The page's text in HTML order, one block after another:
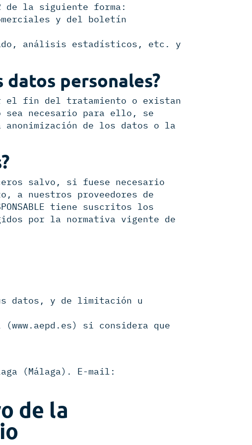
de la siguiente forma:
y del boletín
análisis estadísticos, etc. y
personales?
el fin del tratamiento o existan
sea necesario para ello, se
anonimización de los datos o la
salvo, si fuese necesario
a nuestros proveedores de
tiene suscritos los
por la normativa vigente de
datos, y de limitación u
si considera que
(Málaga). E-mail:
de la